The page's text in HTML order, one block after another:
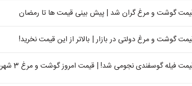
گوشت و مرغ گران شد | پیش بینی قیمت ها تا رمضان
گوشت و مرغ دولتی در بازار | بالاتر از این قیمت نخرید!
فیله گوسفندی نجومی شد! | قیمت امروز گوشت و مرغ 3 شهریور